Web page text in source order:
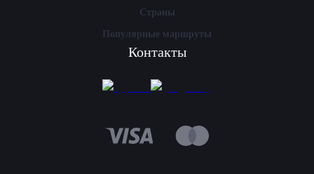
Страны
Популярные маршруты
Контакты